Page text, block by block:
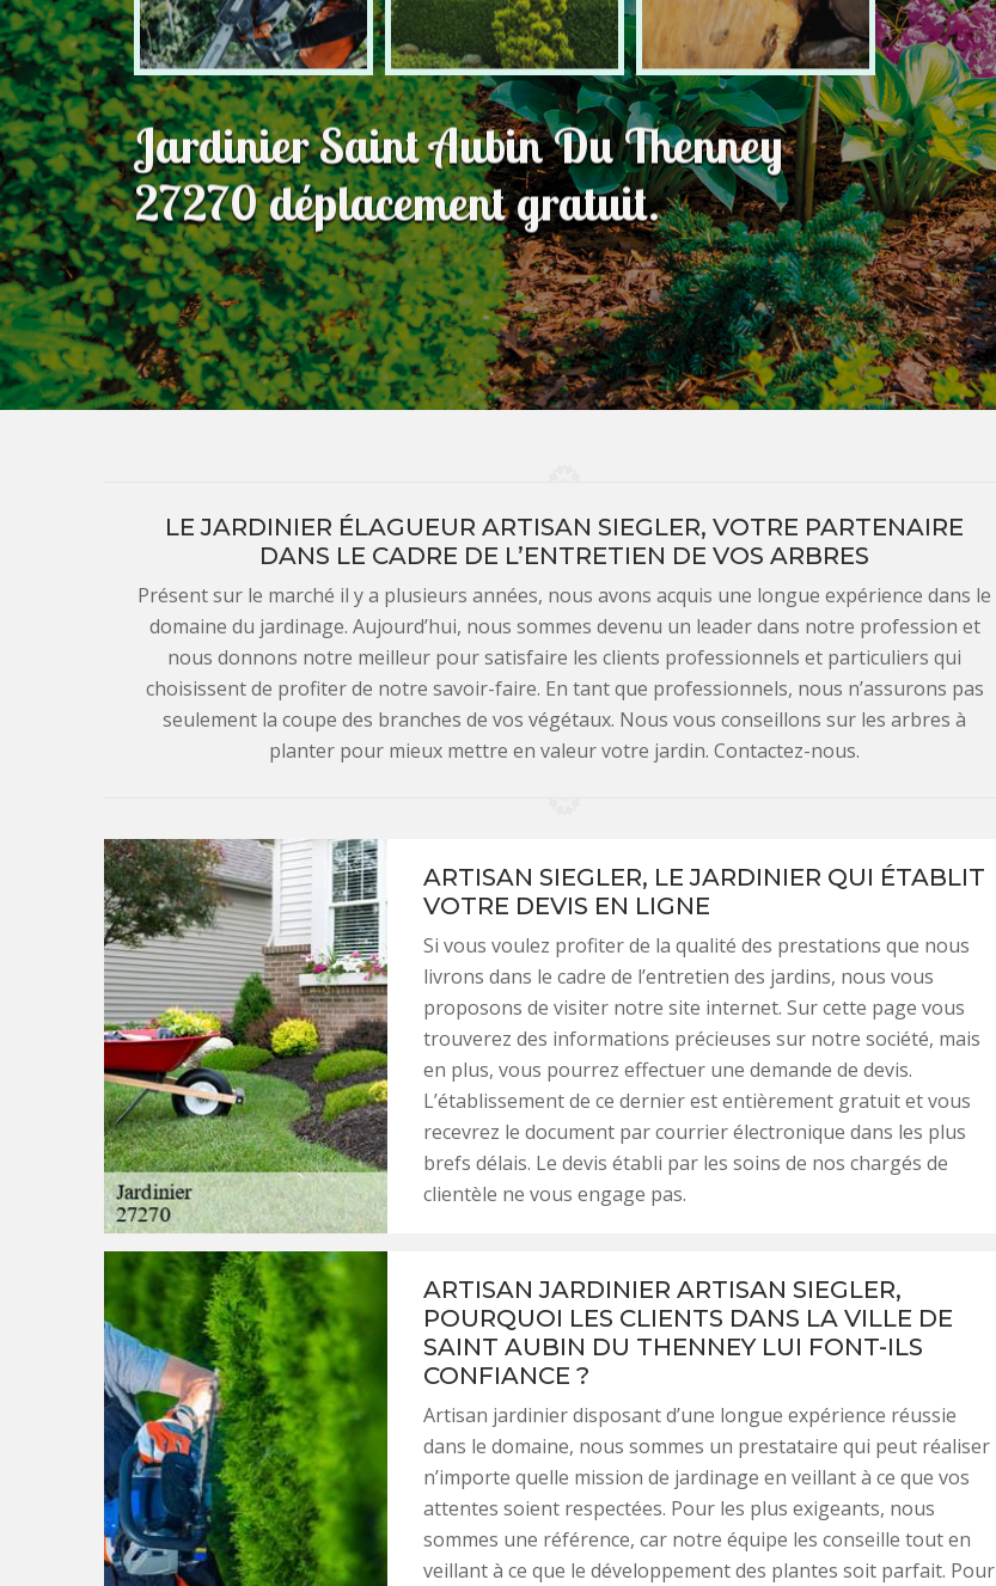
Jardinier Saint Aubin Du Thenney
27270 déplacement gratuit.
LE JARDINIER ÉLAGUEUR ARTISAN SIEGLER, VOTRE PARTENAIRE
DANS LE CADRE DE L’ENTRETIEN DE VOS ARBRES
Présent sur le marché il y a plusieurs années, nous avons acquis une longue expérience dans le
domaine du jardinage. Aujourd’hui, nous sommes devenu un leader dans notre profession et
nous donnons notre meilleur pour satisfaire les clients professionnels et particuliers qui
choisissent de profiter de notre savoir-faire. En tant que professionnels, nous n’assurons pas
seulement la coupe des branches de vos végétaux. Nous vous conseillons sur les arbres à
planter pour mieux mettre en valeur votre jardin. Contactez-nous.
ARTISAN SIEGLER, LE JARDINIER QUI ÉTABLIT
VOTRE DEVIS EN LIGNE
Si vous voulez profiter de la qualité des prestations que nous
livrons dans le cadre de l’entretien des jardins, nous vous
proposons de visiter notre site internet. Sur cette page vous
trouverez des informations précieuses sur notre société, mais
en plus, vous pourrez effectuer une demande de devis.
L’établissement de ce dernier est entièrement gratuit et vous
recevrez le document par courrier électronique dans les plus
brefs délais. Le devis établi par les soins de nos chargés de
clientèle ne vous engage pas.
ARTISAN JARDINIER ARTISAN SIEGLER,
POURQUOI LES CLIENTS DANS LA VILLE DE
SAINT AUBIN DU THENNEY LUI FONT-ILS
CONFIANCE ?
Artisan jardinier disposant d’une longue expérience réussie
dans le domaine, nous sommes un prestataire qui peut réaliser
n’importe quelle mission de jardinage en veillant à ce que vos
attentes soient respectées. Pour les plus exigeants, nous
sommes une référence, car notre équipe les conseille tout en
veillant à ce que le développement des plantes soit parfait. Pour